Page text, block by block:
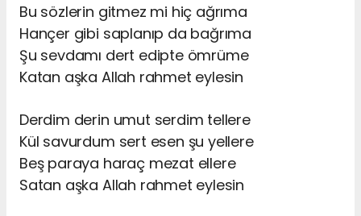
Bu sözlerin gitmez mi hiç ağrıma
Hançer gibi saplanıp da bağrıma
Şu sevdamı dert edipte ömrüme
Katan aşka Allah rahmet eylesin
Derdim derin umut serdim tellere
Kül savurdum sert esen şu yellere
Beş paraya haraç mezat ellere
Satan aşka Allah rahmet eylesin